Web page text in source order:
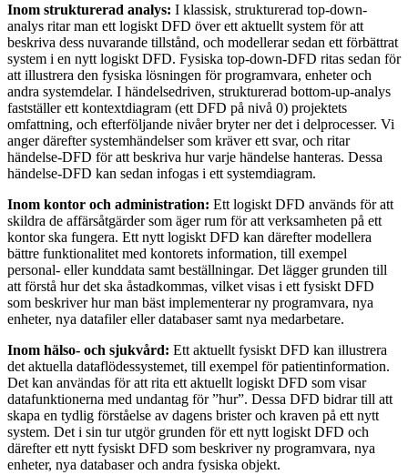
Inom strukturerad analys: I klassisk, strukturerad top-down-
analys ritar man ett logiskt DFD över ett aktuellt system för att
beskriva dess nuvarande tillstånd, och modellerar sedan ett förbättrat
system i en nytt logiskt DFD. Fysiska top-down-DFD ritas sedan för
att illustrera den fysiska lösningen för programvara, enheter och
andra systemdelar. I händelsedriven, strukturerad bottom-up-analys
fastställer ett kontextdiagram (ett DFD på nivå 0) projektets
omfattning, och efterföljande nivåer bryter ner det i delprocesser. Vi
anger därefter systemhändelser som kräver ett svar, och ritar
händelse-DFD för att beskriva hur varje händelse hanteras. Dessa
händelse-DFD kan sedan infogas i ett systemdiagram.
Inom kontor och administration: Ett logiskt DFD används för att
skildra de affärsåtgärder som äger rum för att verksamheten på ett
kontor ska fungera. Ett nytt logiskt DFD kan därefter modellera
bättre funktionalitet med kontorets information, till exempel
personal- eller kunddata samt beställningar. Det lägger grunden till
att förstå hur det ska åstadkommas, vilket visas i ett fysiskt DFD
som beskriver hur man bäst implementerar ny programvara, nya
enheter, nya datafiler eller databaser samt nya medarbetare.
Inom hälso- och sjukvård: Ett aktuellt fysiskt DFD kan illustrera
det aktuella dataflödessystemet, till exempel för patientinformation.
Det kan användas för att rita ett aktuellt logiskt DFD som visar
datafunktionerna med undantag för ”hur”. Dessa DFD bidrar till att
skapa en tydlig förståelse av dagens brister och kraven på ett nytt
system. Det i sin tur utgör grunden för ett nytt logiskt DFD och
därefter ett nytt fysiskt DFD som beskriver ny programvara, nya
enheter, nya databaser och andra fysiska objekt.